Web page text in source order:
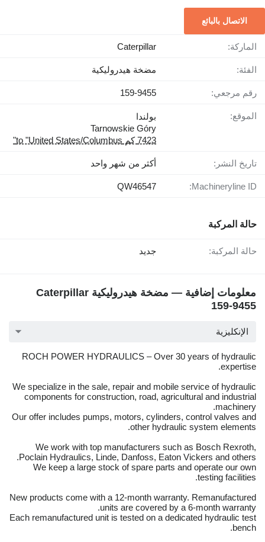
الاتصال بالبائع
الماركة: Caterpillar
الفئة: مضخة هيدروليكية
رقم مرجعي: 159-9455
الموقع:
بولندا
Tarnowskie Góry
7423 كم to "United States/Columbus"
تاريخ النشر: أكثر من شهر واحد
Machineryline ID:
QW46547
حالة المركبة
حالة المركبة: جديد
معلومات إضافية — مضخة هيدروليكية Caterpillar
159-9455
الإنكليزية
ROCH POWER HYDRAULICS – Over 30 years of hydraulic
expertise.
We specialize in the sale, repair and mobile service of hydraulic
components for construction, road, agricultural and industrial
machinery.
Our offer includes pumps, motors, cylinders, control valves and
other hydraulic system elements.
We work with top manufacturers such as Bosch Rexroth,
Poclain Hydraulics, Linde, Danfoss, Eaton Vickers and others.
We keep a large stock of spare parts and operate our own
testing facilities.
New products come with a 12-month warranty. Remanufactured
units are covered by a 6-month warranty.
Each remanufactured unit is tested on a dedicated hydraulic test
bench.